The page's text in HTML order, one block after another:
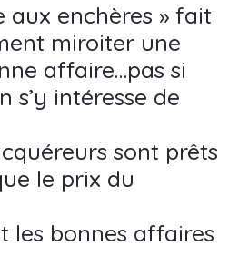
aux enchères » fait
miroiter une
affaire…pas si
s’y intéresse de
sont prêts
le prix du
les bonnes affaires